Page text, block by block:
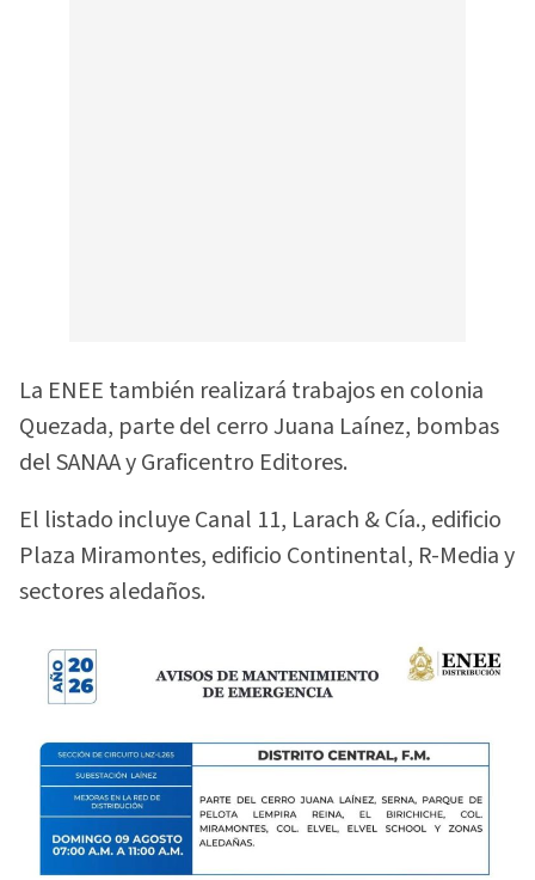
La ENEE también realizará trabajos en colonia
Quezada, parte del cerro Juana Laínez, bombas
del SANAA y Graficentro Editores.
El listado incluye Canal 11, Larach & Cía., edificio
Plaza Miramontes, edificio Continental, R-Media y
sectores aledaños.